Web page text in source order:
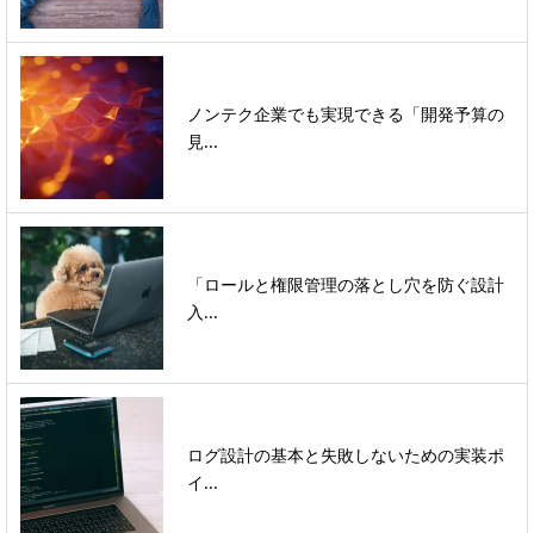
ノンテク企業でも実現できる「開発予算の
見...
「ロールと権限管理の落とし穴を防ぐ設計
入...
ログ設計の基本と失敗しないための実装ポ
イ...